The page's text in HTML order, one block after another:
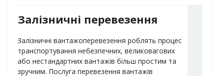
Залізничні перевезення
Залізничні вантажоперевезення роблять процес
транспортування небезпечних, великовагових
або нестандартних вантажів більш простим та
зручним. Послуга перевезення вантажів